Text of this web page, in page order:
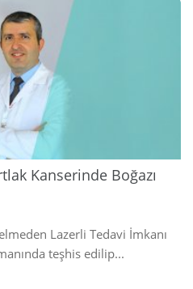
Kanserinde Boğazı
Lazerli Tedavi İmkanı
teşhis edilip...